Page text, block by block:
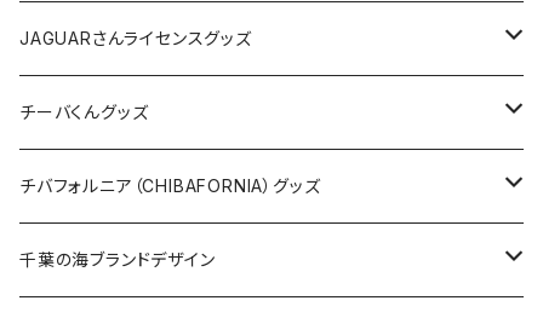
ホテルキーホルダー
ホテルキーホルダー
クリアファイル
Tシャツ
キャップ
バッグ
ステッカー
缶バッジ
キーホルダー
キャップ
バッグ
ステッカー
缶バッジ
ステッカー
ステッカー
ステッカー大
缶バッジ
缶バッジ32mm
缶バッジ54mm
エコバッグ
JAGUARさんコラボグッズ
JAGUARさんライセンスグッズ
Tシャツ
ステッカー
缶バッジ
チーバくんグッズ
Tシャツ
キャップ
チバフォルニア（CHIBAFORNIA）グッズ
Tシャツ
千葉の海ブランドデザイン